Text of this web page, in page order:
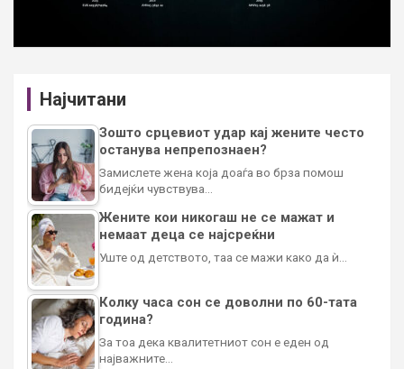
Најчитани
Зошто срцевиот удар кај жените често
останува непрепознаен?
Замислете жена која доаѓа во брза помош
бидејќи чувствува…
Жените кои никогаш не се мажат и
немаат деца се најсреќни
Уште од детството, таа се мажи како да ѝ…
Колку часа сон се доволни по 60-тата
година?
За тоа дека квалитетниот сон е еден од
најважните…